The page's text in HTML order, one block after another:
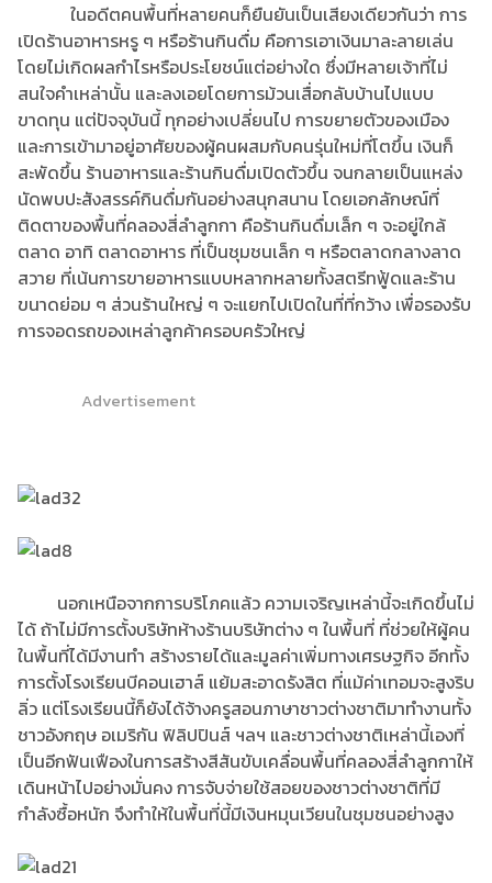
ในอดีตคนพื้นที่หลายคนก็ยืนยันเป็นเสียงเดียวกันว่า การ
เปิดร้านอาหารหรู ๆ หรือร้านกินดื่ม คือการเอาเงินมาละลายเล่น
โดยไม่เกิดผลกำไรหรือประโยชน์แต่อย่างใด ซึ่งมีหลายเจ้าที่ไม่
สนใจคำเหล่านั้น และลงเอยโดยการม้วนเสื่อกลับบ้านไปแบบ
ขาดทุน แต่ปัจจุบันนี้ ทุกอย่างเปลี่ยนไป การขยายตัวของเมือง
และการเข้ามาอยู่อาศัยของผู้คนผสมกับคนรุ่นใหม่ที่โตขึ้น เงินก็
สะพัดขึ้น ร้านอาหารและร้านกินดื่มเปิดตัวขึ้น จนกลายเป็นแหล่ง
นัดพบปะสังสรรค์กินดื่มกันอย่างสนุกสนาน โดยเอกลักษณ์ที่
ติดตาของพื้นที่คลองสี่ลำลูกกา คือร้านกินดื่มเล็ก ๆ จะอยู่ใกล้
ตลาด อาทิ ตลาดอาหาร ที่เป็นชุมชนเล็ก ๆ หรือตลาดกลางลาด
สวาย ที่เน้นการขายอาหารแบบหลากหลายทั้งสตรีทฟู้ดและร้าน
ขนาดย่อม ๆ ส่วนร้านใหญ่ ๆ จะแยกไปเปิดในที่ที่กว้าง เพื่อรองรับ
การจอดรถของเหล่าลูกค้าครอบครัวใหญ่
Advertisement
นอกเหนือจากการบริโภคแล้ว ความเจริญเหล่านี้จะเกิดขึ้นไม่
ได้ ถ้าไม่มีการตั้งบริษัทห้างร้านบริษัทต่าง ๆ ในพื้นที่ ที่ช่วยให้ผู้คน
ในพื้นที่ได้มีงานทำ สร้างรายได้และมูลค่าเพิ่มทางเศรษฐกิจ อีกทั้ง
การตั้งโรงเรียนบีคอนเฮาส์ แย้มสะอาดรังสิต ที่แม้ค่าเทอมจะสูงริบ
ลิ่ว แต่โรงเรียนนี้ก็ยังได้จ้างครูสอนภาษาชาวต่างชาติมาทำงานทั้ง
ชาวอังกฤษ อเมริกัน ฟิลิปปินส์ ฯลฯ และชาวต่างชาติเหล่านี้เองที่
เป็นอีกฟันเฟืองในการสร้างสีสันขับเคลื่อนพื้นที่คลองสี่ลำลูกกาให้
เดินหน้าไปอย่างมั่นคง การจับจ่ายใช้สอยของชาวต่างชาติที่มี
กำลังซื้อหนัก จึงทำให้ในพื้นที่นี้มีเงินหมุนเวียนในชุมชนอย่างสูง